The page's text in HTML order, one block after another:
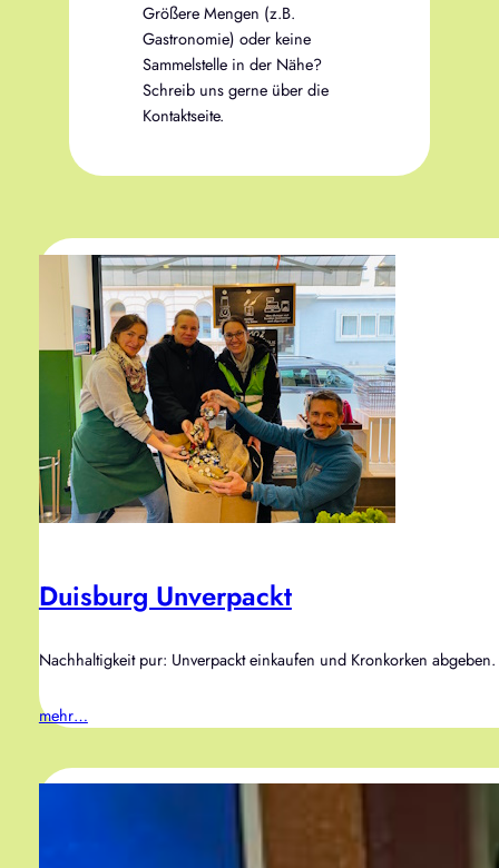
Größere Mengen (z.B.
Gastronomie) oder keine
Sammelstelle in der Nähe?
Schreib uns gerne über die
Kontaktseite.
Duisburg Unverpackt
Nachhaltigkeit pur: Unverpackt einkaufen und Kronkorken
mehr…